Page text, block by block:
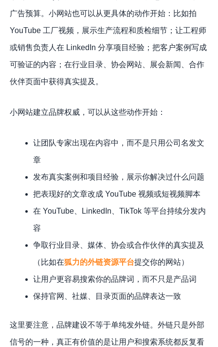
广告预算。小网站也可以从更具体的动作开始：比如拍
YouTube 工厂视频，展示生产流程和质检细节；让工程师
或销售负责人在 LinkedIn 分享项目经验；把客户案例写成
可验证的内容；在行业目录、协会网站、展会新闻、合作
伙伴页面中获得真实提及。
小网站建立品牌权威，可以从这些动作开始：
让团队专家出现在内容中，而不是只用公司名发文
章
发布真实案例和项目经验，展示你解决过什么问题
把表现好的文章改成 YouTube 视频或短视频脚本
在 YouTube、LinkedIn、TikTok 等平台持续分发内
容
争取行业目录、媒体、协会或合作伙伴的真实提及
（比如在狐力的外链资源平台提交你的网站）
让用户更容易搜索你的品牌词，而不只是产品词
保持官网、社媒、目录页面的品牌表达一致
这里要注意，品牌建设不等于单纯发外链。外链只是外部
信号的一种，真正有价值的是让用户和搜索系统都反复看